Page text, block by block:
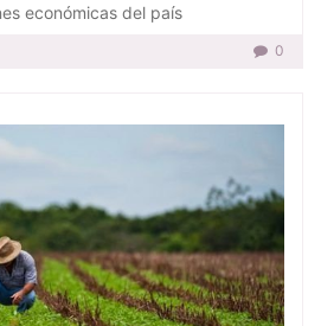
económicas del país
0